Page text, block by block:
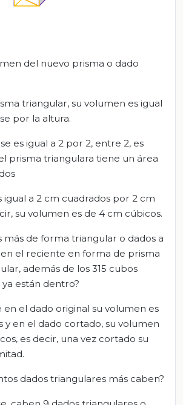
del nuevo prisma o dado
triangular, su volumen es igual
por la altura.
es igual a 2 por 2, entre 2, es
prisma triangulara tiene un área
igual a 2 cm cuadrados por 2 cm
su volumen es de 4 cm cúbicos.
más de forma triangular o dados a
el reciente en forma de prisma
además de los 315 cubos
están dentro?
en el dado original su volumen es
y en el dado cortado, su volumen
es decir, una vez cortado su
dados triangulares más caben?